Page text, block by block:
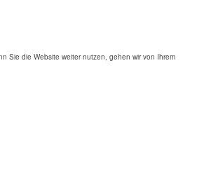
Sie die Website weiter nutzen, gehen wir von Ihrem